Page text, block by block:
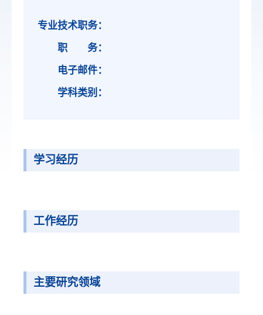
专业技术职务：
职 务：
电子邮件：
学科类别：
学习经历
工作经历
主要研究领域